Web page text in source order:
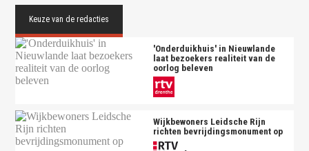
'Onderduikhuis' in Nieuwlande
laat bezoekers realiteit van de
oorlog beleven
Wijkbewoners Leidsche Rijn
richten bevrijdingsmonument op